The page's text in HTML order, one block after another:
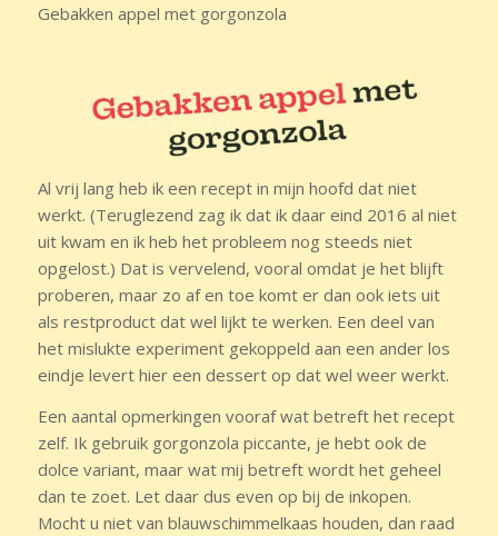
Gebakken appel met gorgonzola
Al vrij lang heb ik een recept in mijn hoofd dat niet
werkt. (Teruglezend zag ik dat ik daar eind 2016 al niet
uit kwam en ik heb het probleem nog steeds niet
opgelost.) Dat is vervelend, vooral omdat je het blijft
proberen, maar zo af en toe komt er dan ook iets uit
als restproduct dat wel lijkt te werken. Een deel van
het mislukte experiment gekoppeld aan een ander los
eindje levert hier een dessert op dat wel weer werkt.
Een aantal opmerkingen vooraf wat betreft het recept
zelf. Ik gebruik gorgonzola piccante, je hebt ook de
dolce variant, maar wat mij betreft wordt het geheel
dan te zoet. Let daar dus even op bij de inkopen.
Mocht u niet van blauwschimmelkaas houden, dan raad